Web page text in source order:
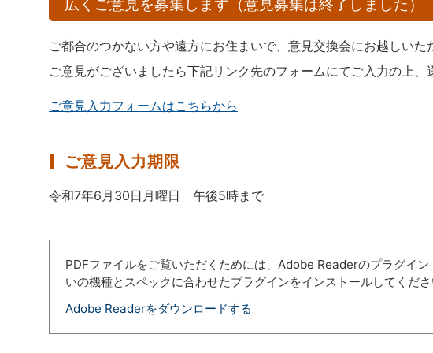
広くご意見を募集します（意見募集は終了しました）
ご都合のつかない方や遠方にお住まいで、意見交換会にお越しいた
ご意見がございましたら下記リンク先のフォームにてご入力の上、
ご意見入力フォームはこちらから
ご意見入力期限
令和7年6月30日月曜日 午後5時まで
PDFファイルをご覧いただくためには、Adobe Readerのプラグイ
いの機種とスペックに合わせたプラグインをインストールしてくださ
Adobe Readerをダウンロードする